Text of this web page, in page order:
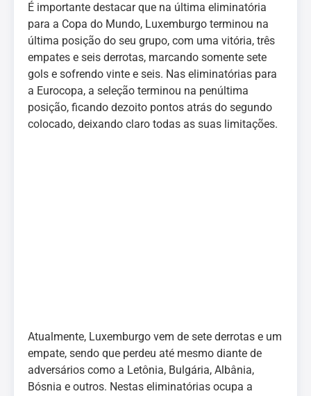
É importante destacar que na última eliminatória
para a Copa do Mundo, Luxemburgo terminou na
última posição do seu grupo, com uma vitória, três
empates e seis derrotas, marcando somente sete
gols e sofrendo vinte e seis. Nas eliminatórias para
a Eurocopa, a seleção terminou na penúltima
posição, ficando dezoito pontos atrás do segundo
colocado, deixando claro todas as suas limitações.
Atualmente, Luxemburgo vem de sete derrotas e um
empate, sendo que perdeu até mesmo diante de
adversários como a Letônia, Bulgária, Albânia,
Bósnia e outros. Nestas eliminatórias ocupa a